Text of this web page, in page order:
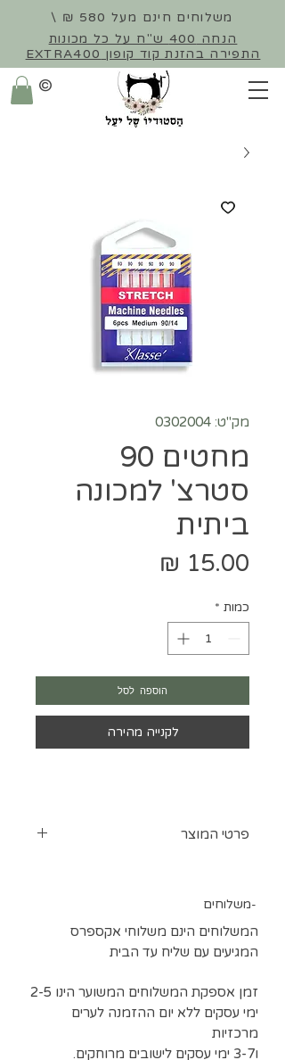
משלוחים חינם מעל 580 ₪ \
הנחה 400 ש"ח על כל מכונות
התפירה בהזנת קוד קופון EXTRA400
©
מק"ט: 0302004
מחטים 90
סטרצ' למכונה
ביתית
כמות *
הוספה לסל
לקנייה מהירה
פרטי המוצר
בסט 6 מחטים מספר 90 STRETCHמשלוחים-
המשלוחים הינם משלוחי אקספרס
המגיעים עם שליח עד הבית
זמן אספקת המשלוחים המשוער הינו 2-5
ימי עסקים ללא יום ההזמנה לערים
מרכזיות
ו3-7 ימי עסקים לישובים מרוחקים.